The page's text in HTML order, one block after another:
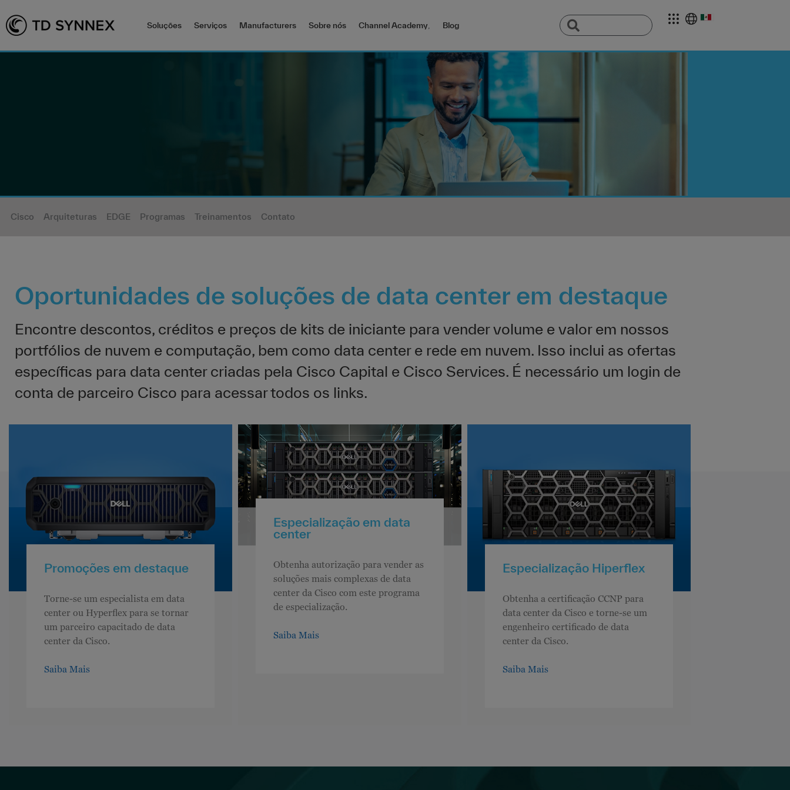
Soluções Serviços Manufacturers Sobre nós Channel Academy Blog
Cisco Arquiteturas EDGE Programas Treinamentos Contato
Oportunidades de soluções de data center em destaque
Encontre descontos, créditos e preços de kits de iniciante para vender volume e valor em nossos
portfólios de nuvem e computação, bem como data center e rede em nuvem. Isso inclui as ofertas
específicas para data center criadas pela Cisco Capital e Cisco Services. É necessário um login de
conta de parceiro Cisco para acessar todos os links.
Promoções em destaque
Torne-se um especialista em data
center ou Hyperflex para se tornar
um parceiro capacitado de data
center da Cisco.
Saiba Mais
Especialização em data
center
Obtenha autorização para vender as
soluções mais complexas de data
center da Cisco com este programa
de especialização.
Saiba Mais
Especialização Hiperflex
Obtenha a certificação CCNP para
data center da Cisco e torne-se um
engenheiro certificado de data
center da Cisco.
Saiba Mais